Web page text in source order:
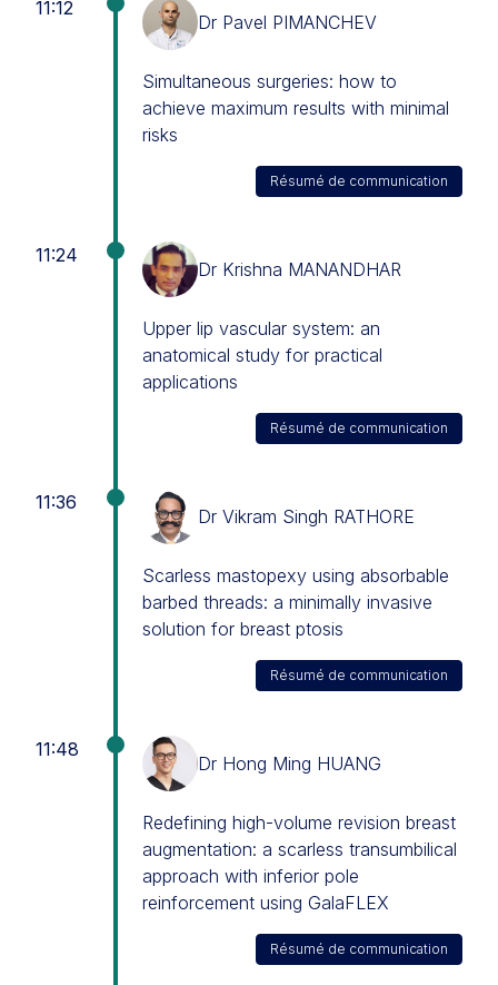
11:12
Dr Pavel PIMANCHEV
Simultaneous surgeries: how to
achieve maximum results with minimal
risks
Résumé de communication
11:24
Dr Krishna MANANDHAR
Upper lip vascular system: an
anatomical study for practical
applications
Résumé de communication
11:36
Dr Vikram Singh RATHORE
Scarless mastopexy using absorbable
barbed threads: a minimally invasive
solution for breast ptosis
Résumé de communication
11:48
Dr Hong Ming HUANG
Redefining high-volume revision breast
augmentation: a scarless transumbilical
approach with inferior pole
reinforcement using GalaFLEX
Résumé de communication